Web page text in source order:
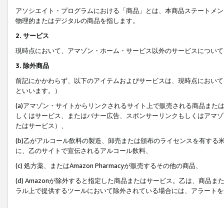
アソシエイト・プログラムにおける「商品」とは、本商品ステートメ
物理的またはデジタルの商品を指します。
2. サービス
現時点において、アマゾン・ホーム・サービス以外のサービスについ
3. 除外商品
前記にかかわらず、以下のアイテムおよびサービスは、現時点におい
といいます。）
(a)アマゾン・サイトからリンクされるサイト上で販売される商品ま
しくはサービス、またはバナー広告、スポンサーリンクもしくはアマ
たはサービス）、
(b)乙がアルコール飲料の製造、卸売または頒布のライセンスを有す
に、乙のサイトで宣伝されるアルコール飲料、
(c) 処方薬、またはAmazon Pharmacyが販売するその他の商品、
(d) Amazonが除外すると指定した商品またはサービス。乙は、商品ま
ラル上で提供するツールにおいて除外されている場合には、アラート